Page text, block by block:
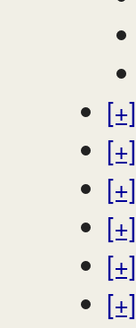
[+]
[+]
[+]
[+]
[+]
[+]